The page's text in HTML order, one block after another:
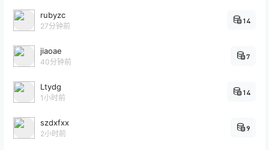
rubyzc
27分钟前
14
jiaoae
40分钟前
7
Ltydg
1小时前
14
szdxfxx
2小时前
9